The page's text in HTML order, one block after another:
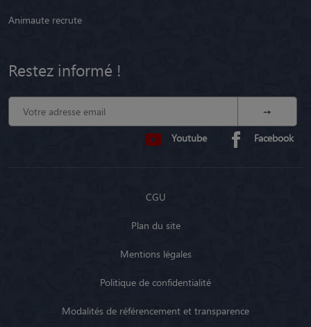
Animaute recrute
Restez informé !
Youtube Facebook
CGU
Plan du site
Mentions légales
Politique de confidentialité
Modalités de référencement et transparence